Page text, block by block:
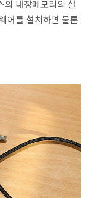
의 내장메모리의 설
어를 설치하면 물론